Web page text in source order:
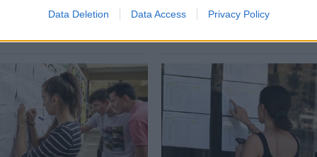
Data Deletion Data Access Privacy Policy
– Δείτε γιατί
23/07/2026 20:16